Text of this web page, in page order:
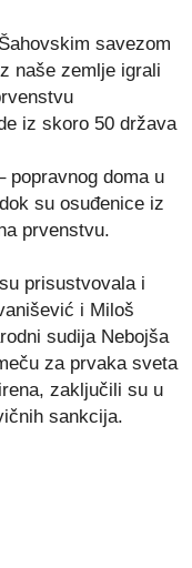
savezom
naše zemlje igrali
iz skoro 50 država
popravnog doma u
su osuđenice iz
prvenstvu.
prisustvovala i
i Miloš
sudija Nebojša
za prvaka sveta
zaključili su u
sankcija.